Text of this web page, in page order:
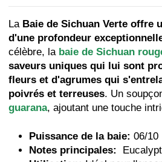
LaBaie de Sichuan Verte offre
d'une profondeur
célèbre, la baie de Sichuan
saveurs uniques qui lui sont
fleurs et d'agrumes qui
poivrés et terreuses. Un
guarana, ajoutant une touche
Puissance de la baie: 06/10
Notes principales: